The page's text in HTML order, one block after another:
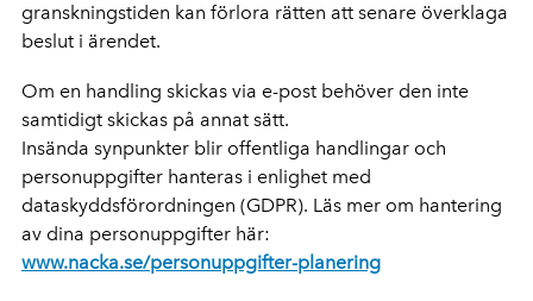
granskningstiden kan förlora rätten att senare överklaga
beslut i ärendet.
Om en handling skickas via e-post behöver den inte
samtidigt skickas på annat sätt.
Insända synpunkter blir offentliga handlingar och
personuppgifter hanteras i enlighet med
dataskyddsförordningen (GDPR). Läs mer om hantering
av dina personuppgifter här:
www.nacka.se/personuppgifter-planering